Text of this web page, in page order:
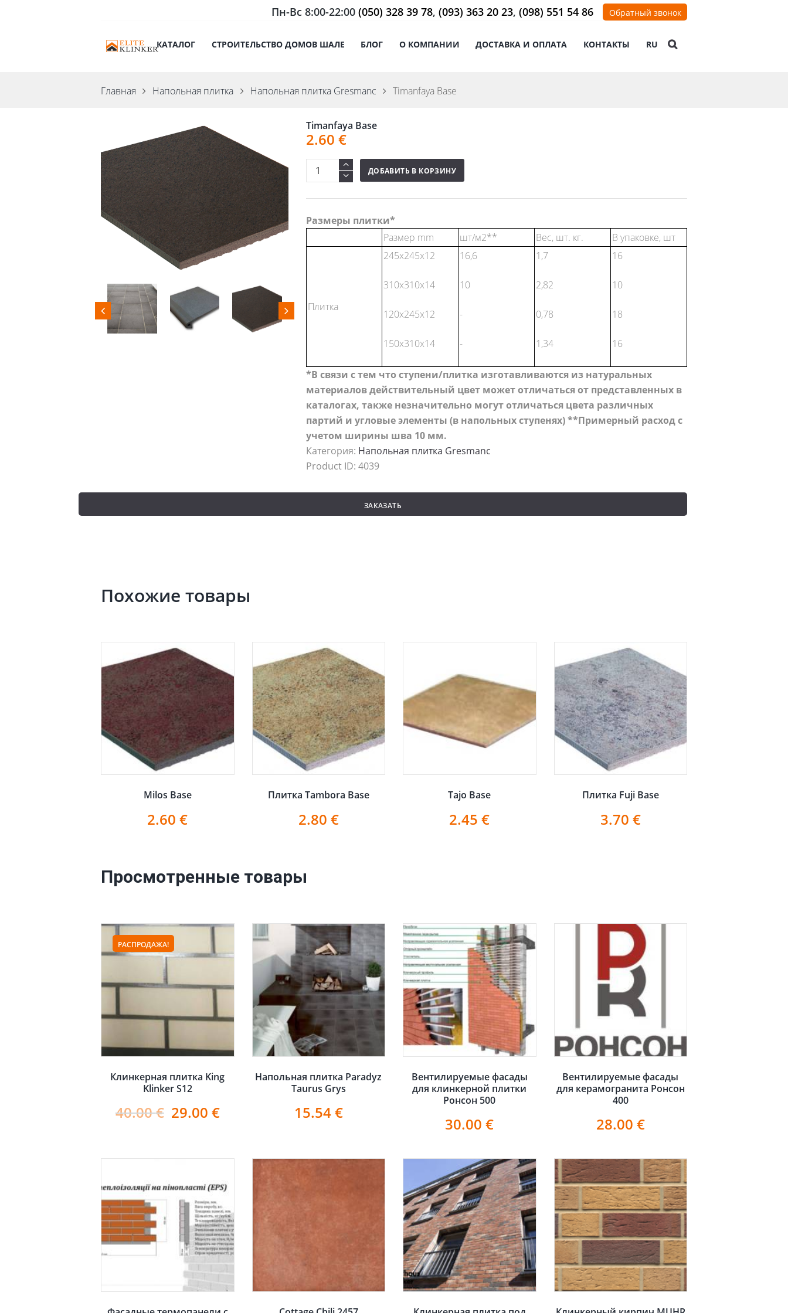
Пн-Вс 8:00-22:00 (050) 328 39 78, (093) 363 20 23, (098) 551 54 86 Обратный звонок
КАТАЛОГ СТРОИТЕЛЬСТВО ДОМОВ ШАЛЕ БЛОГ О КОМПАНИИ ДОСТАВКА И ОПЛАТА КОНТАКТЫ RU
Главная Напольная плитка Напольная плитка Gresmanc Timanfaya Base
Timanfaya Base
2.60 €
ДОБАВИТЬ В КОРЗИНУ
Размеры плитки*
Размер mm
шт/м2** Вес, шт. кг. В упаковке, шт
Плитка
245x245x12
310x310x14
120x245x12
150x310x14
16,6
10
-
-
1,7
2,82
0,78
1,34
16
10
18
16
*В связи с тем что ступени/плитка изготавливаются из натуральных
материалов действительный цвет может отличаться от представленных в
каталогах, также незначительно могут отличаться цвета различных
партий и угловые элементы (в напольных ступенях)**Примерный расход с
учетом ширины шва 10 мм.
Категория: Напольная плитка Gresmanc
Product ID: 4039
ЗАКАЗАТЬ
Похожие товары
Milos Base
2.60€
Плитка Tambora Base
2.80 €
Tajo Base
2.45€
Плитка Fuji Base
3.70 €
Просмотренные товары
РАСПРОДАЖА!
Клинкерная плитка King
Klinker S12
40.00€ 29.00 €
Напольная плитка Paradyz
Taurus Grys
15.54€
Вентилируемые фасады
для клинкерной плитки
Ронсон 500
30.00€
Вентилируемые фасады
для керамогранита Ронсон
400
28.00 €